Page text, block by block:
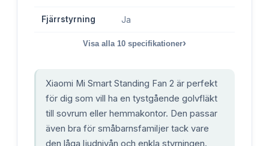
Fjärrstyrning Ja
Visa alla 10 specifikationer›
Xiaomi Mi Smart Standing Fan 2 är perfekt
för dig som vill ha en tystgående golvfläkt
till sovrum eller hemmakontor. Den passar
även bra för småbarnsfamiljer tack vare
den låga ljudnivån och enkla styrningen.